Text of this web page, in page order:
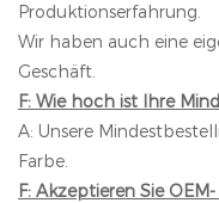
Produktionserfahrung.
Wir haben auch eine
Geschäft.
F: Wie hoch ist Ihre
A: Unsere
Farbe.
F: Akzeptieren Sie